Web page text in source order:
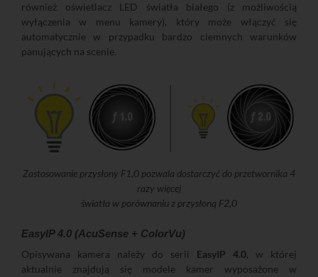
również oświetlacz LED światła białego (z możliwością
wyłączenia w menu kamery), który może włączyć się
automatycznie w przypadku bardzo ciemnych warunków
panujących na scenie.
Zastosowanie przysłony F1,0 pozwala dostarczyć do przetwornika 4
razy więcej
światła w porównaniu z przysłoną F2,0
EasyIP 4.0 (AcuSense + ColorVu)
Opisywana kamera należy do serii EasyIP 4.0, w której
aktualnie znajdują się modele kamer wyposażone w